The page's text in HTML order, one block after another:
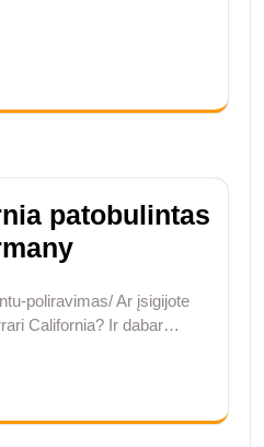
patobulintas
poliravimas/ Ar įsigijote
California? Ir dabar…